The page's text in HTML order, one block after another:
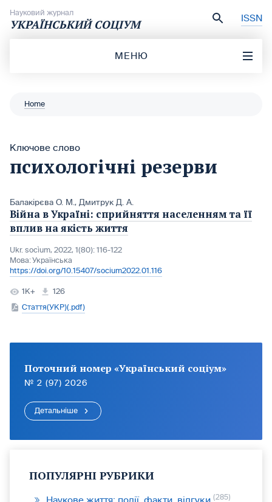
Науковий журнал
УКРАЇНСЬКИЙ СОЦІУМ ISSN
МЕНЮ
Home
Ключове слово
психологічні резерви
Балакірєва О. М., Дмитрук Д. А.
Війна в Україні: сприйняття населенням та її
вплив на якість життя
Ukr. socìum, 2022, 1(80): 116-122
Мова:Українська
https://doi.org/10.15407/socium2022.01.116
1K+
126
Стаття(УКР)(.pdf)
Поточний номер «Український соціум»
№ 2 (97) 2026
Детальніше
ПОПУЛЯРНІ РУБРИКИ
Наукове життя: події, факти, відгуки 285